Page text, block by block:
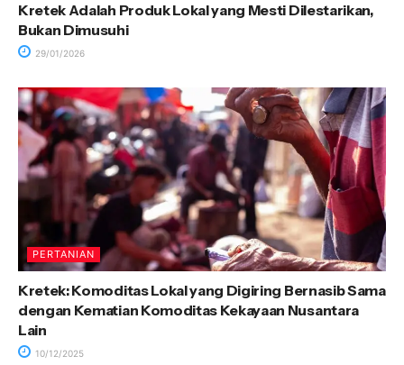
Kretek Adalah Produk Lokal yang Mesti Dilestarikan,
Bukan Dimusuhi
29/01/2026
PERTANIAN
Kretek: Komoditas Lokal yang Digiring Bernasib Sama
dengan Kematian Komoditas Kekayaan Nusantara
Lain
10/12/2025